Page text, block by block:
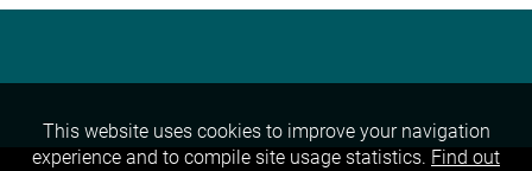
This website uses cookies to improve your navigation
experience and to compile site usage statistics. Find out